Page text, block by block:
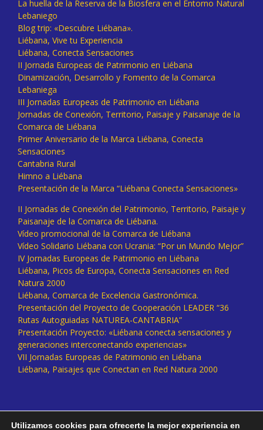
La huella de la Reserva de la Biosfera en el Entorno Natural
Lebaniego
Blog trip: «Descubre Liébana».
Liébana, Vive tu Experiencia
Liébana, Conecta Sensaciones
II Jornada Europeas de Patrimonio en Liébana
Dinamización, Desarrollo y Fomento de la Comarca
Lebaniega
III Jornadas Europeas de Patrimonio en Liébana
Jornadas de Conexión, Territorio, Paisaje y Paisanaje de la
Comarca de Liébana
Primer Aniversario de la Marca Liébana, Conecta
Sensaciones
Cantabria Rural
Himno a Liébana
Presentación de la Marca “Liébana Conecta Sensaciones»
II Jornadas de Conexión del Patrimonio, Territorio, Paisaje y
Paisanaje de la Comarca de Liébana.
Vídeo promocional de la Comarca de Liébana
Vídeo Solidario Liébana con Ucrania: “Por un Mundo Mejor”
IV Jornadas Europeas de Patrimonio en Liébana
Liébana, Picos de Europa, Conecta Sensaciones en Red
Natura 2000
Liébana, Comarca de Excelencia Gastronómica.
Presentación del Proyecto de Cooperación LEADER “36
Rutas Autoguiadas NATUREA-CANTABRIA”
Presentación Proyecto: «Liébana conecta sensaciones y
generaciones interconectando experiencias»
VII Jornadas Europeas de Patrimonio en Liébana
Liébana, Paisajes que Conectan en Red Natura 2000
Utilizamos cookies para ofrecerte la mejor experiencia en